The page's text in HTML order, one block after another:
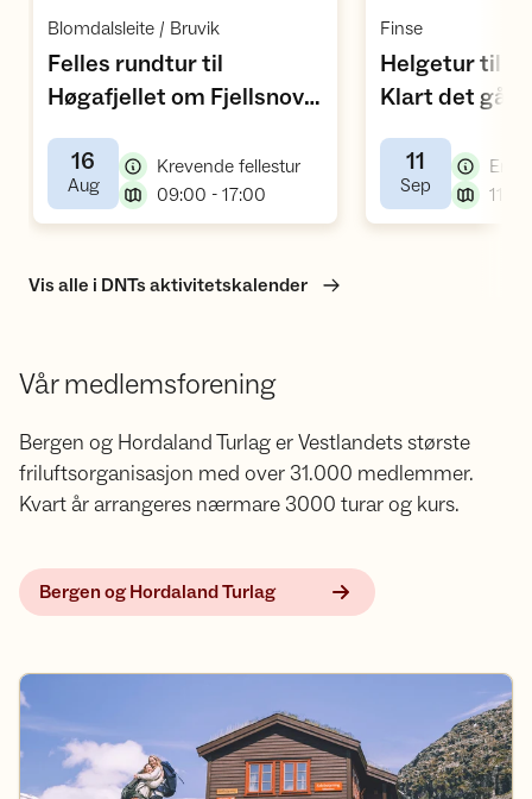
Blomdalsleite / Bruvik,
Felles rundtur til
Høgafjellet om Fjellsnova
og retur om Lauvtjønnane
16
Aug,
Krevende fellestur,
09:00 - 17:00
Finse,
Helgetur til
Klart det går
11
Sep
Vis alle i DNTs aktivitetskalender
Vår medlemsforening
Bergen og Hordaland Turlag er Vestlandets største
friluftsorganisasjon med over 31.000 medlemmer.
Kvart år arrangeres nærmare 3000 turar og kurs.
Bergen og Hordaland Turlag
DNT der du er